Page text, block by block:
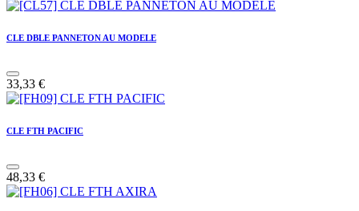
CLE DBLE PANNETON AU MODELE
33,33 €
CLE FTH PACIFIC
48,33 €